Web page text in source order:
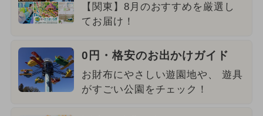
【関東】8月のおすすめを厳選し
てお届け！
0円・格安のお出かけガイド
お財布にやさしい遊園地や、 遊具
がすごい公園をチェック！